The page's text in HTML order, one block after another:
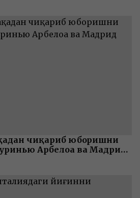
чиқариб юборишни
Арбелоа ва Мадрид